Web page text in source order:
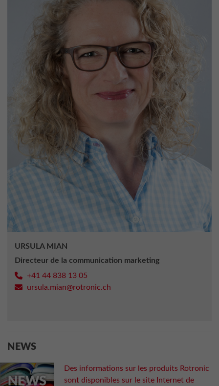
URSULA MIAN
Directeur de la communication marketing
+41 44 838 13 05
ursula.mian@rotronic.ch
NEWS
Des informations sur les produits Rotronic
sont disponibles sur le site Internet de